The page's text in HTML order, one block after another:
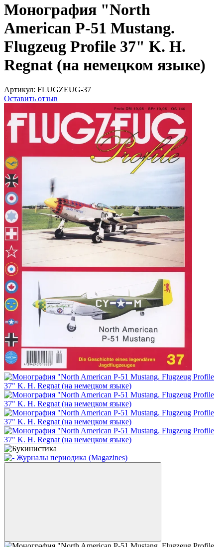
Монография "North
American P-51 Mustang.
Flugzeug Profile 37" K. H.
Regnat (на немецком языке)
Артикул: FLUGZEUG-37
Оставить отзыв